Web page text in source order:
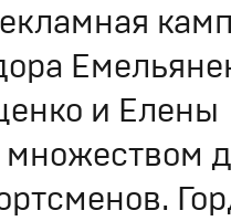
и Елены